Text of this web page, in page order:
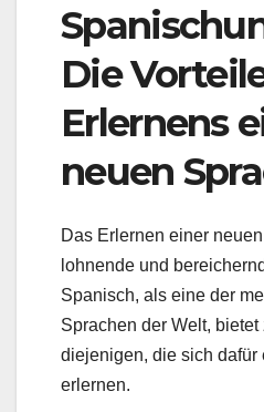
Die
Erlernens
neuen
Das Erlernen einer
lohnende und
Spanisch, als eine der
Sprachen der Welt,
diejenigen, die sich dafür
erlernen.